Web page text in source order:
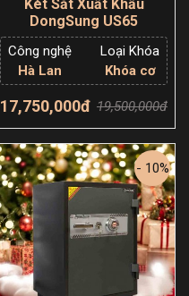
Két Sắt Xuất Khẩu
DongSung US65
Công nghệ
Hà Lan
Loại Khóa
Khóa cơ
17,750,000đ 19,500,000đ
Thêm giỏ hàng
- 10%